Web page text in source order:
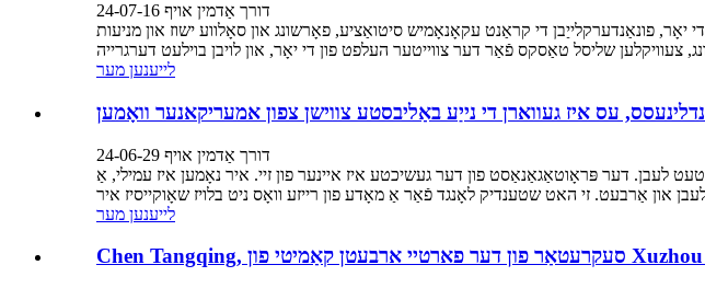
דורך אַדמין אויף 24-07-16
פונאַנדערקלייַבן די קראַנט עקאָנאָמיש סיטואַציע, פאָרשונג און סאָלווע ישוז און מניעות
לייענען מער
עס איז געווארן די נייַע באַליבסטע צווישן צפון אמעריקאנער וואָמען
דורך אַדמין אויף 24-06-29
לעבן. דער פּראָוטאַגאַנאַסט פון דער געשיכטע איז איינער פון זיי. איר נאָמען איז עמילי, אַ
לייענען מער